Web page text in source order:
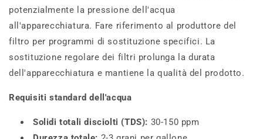
potenzialmente la pressione dell'acqua
all'apparecchiatura. Fare riferimento al produttore del
filtro per programmi di sostituzione specifici. La
sostituzione regolare dei filtri prolunga la durata
dell'apparecchiatura e mantiene la qualità del prodotto.
Requisiti standard dell'acqua
Solidi totali disciolti (TDS): 30-150 ppm